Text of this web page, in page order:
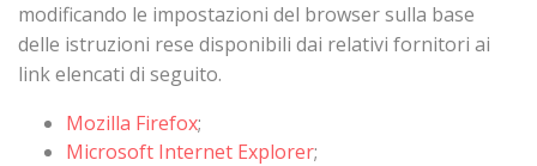
modificando le impostazioni del browser sulla base
delle istruzioni rese disponibili dai relativi fornitori ai
link elencati di seguito.
Mozilla Firefox;
Microsoft Internet Explorer;